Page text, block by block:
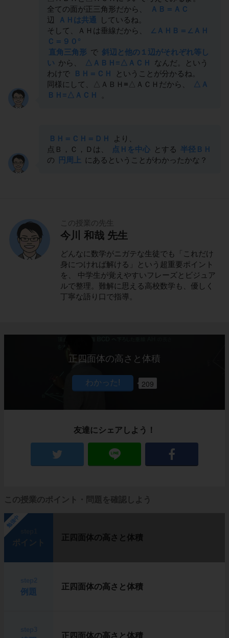
全ての面が正三角形だから、
ＡＢ＝ＡＣ
辺
ＡＨは共通
しているね。
そして、ＡＨは垂線だから、
∠ＡＨＢ＝∠ＡＨ
Ｃ＝９０°
直角三角形 で 斜辺と他の１辺がそれぞれ等し
い から、 △ＡＢＨ≡△ＡＣＨ
なんだ。という
わけで
ＢＨ＝ＣＨ
ということが分かるね。
同様にして、△ＡＢＨ≡△ＡＣＨだから、
△Ａ
ＢＨ≡△ＡＣＨ
ＢＨ＝ＣＨ＝ＤＨ
より、
点Ｂ，Ｃ，Ｄは、
点Ｈを中心 とする 半径ＢＨ
の
円周上 にあるということがわかったかな？
この授業の先生
今川 和哉 先生
どんなに数学がニガテな生徒でも「これだけ
身につければ解ける」という超重要ポイント
を、 中学生が覚えやすいフレーズとビジュア
ルで整理。難解に思える高校数学も、優しく
丁寧な語り口で指導。
正四面体の高さと体積
209
友達にシェアしよう！
この授業のポイント・問題を確認しよう
勉強中
正四面体の高さと体積
例題
正四面体の高さと体積
正四面体の高さと体積